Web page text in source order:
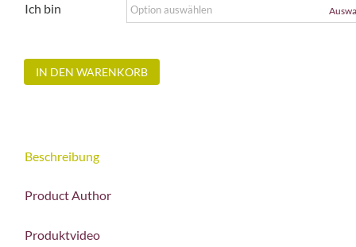
Ich bin
IN DEN WARENKORB
Beschreibung
Product Author
Produktvideo